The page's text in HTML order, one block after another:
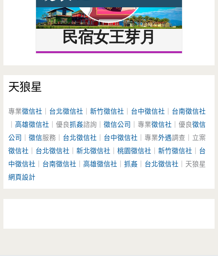
天狼星
專業徵信社 台北徵信社 ｜新竹徵信社 台中徵信社
台南徵信社
｜高雄徵信社 ｜優良抓姦諮詢｜徵信公司 ｜專業徵信社 ｜優良徵信
公司
｜徵信服務｜ 台北徵信社 台中徵信社 ｜專業外遇調查｜立案
徵信社
台北徵信社 ｜新北徵信社 ｜桃園徵信社 ｜新竹徵信社
台
中徵信社
台南徵信社 ｜高雄徵信社 ｜抓姦 台北徵信社 ｜天狼星
網頁設計